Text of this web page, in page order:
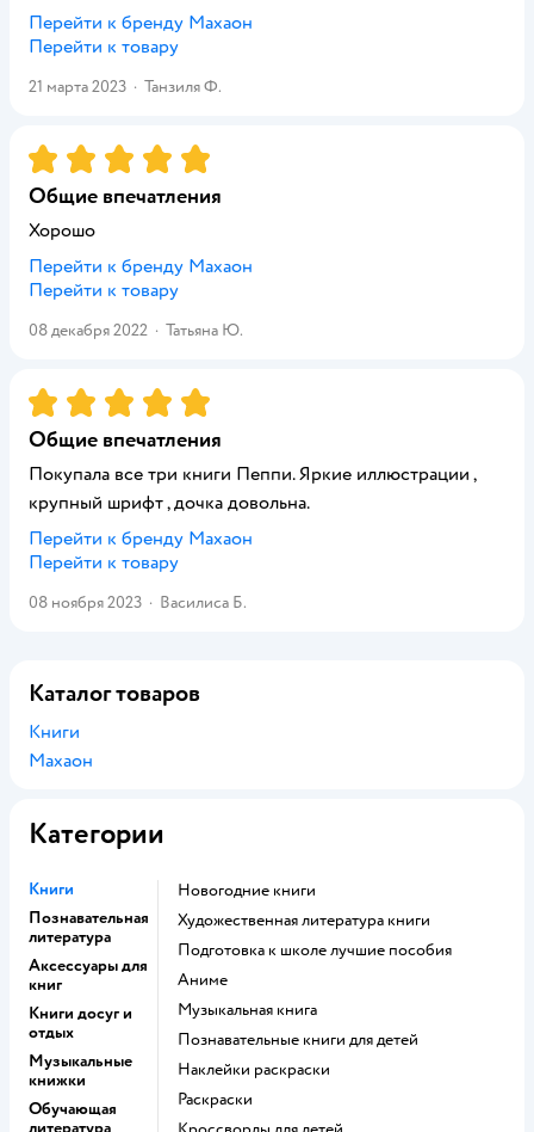
Перейти к бренду Махаон
Перейти к товару
21 марта 2023 · Танзиля Ф.
Рейтинг:5
Общие впечатления
Хорошо
Перейти к бренду Махаон
Перейти к товару
08 декабря 2022 · Татьяна Ю.
Рейтинг:5
Общие впечатления
Покупала все три книги Пеппи. Яркие иллюстрации ,
крупный шрифт , дочка довольна.
Перейти к бренду Махаон
Перейти к товару
08 ноября 2023 · Василиса Б.
Каталог товаров
Книги
Махаон
Категории
Книги
Познавательная
литература
Аксессуары для
книг
Книги досуг и
отдых
Музыкальные
книжки
Обучающая
литература
новогодние книги
художественная литература книги
подготовка к школе лучшие пособия
Аниме
музыкальная книга
познавательные книги для детей
наклейки раскраски
раскраски